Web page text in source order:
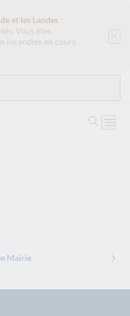
et les Landes :
Vous êtes
incendies en cours
Mairie